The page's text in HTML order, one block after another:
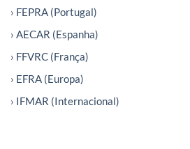
› FEPRA (Portugal)
› AECAR (Espanha)
› FFVRC (França)
› EFRA (Europa)
› IFMAR (Internacional)